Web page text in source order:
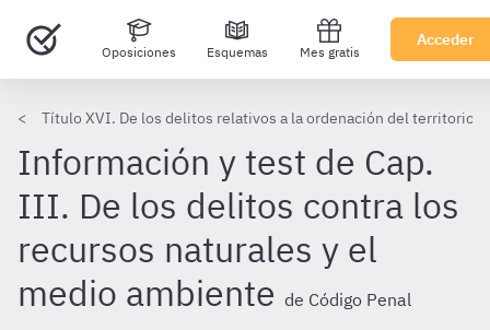
Oposiciones Esquemas Mes gratis
Acceder
Título XVI. De los delitos relativos a la ordenación del territorio
Información y test de Cap.
III. De los delitos contra los
recursos naturales y el
medio ambiente de Código Penal